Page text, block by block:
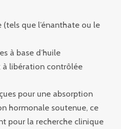
que l’énanthate ou le
à base d’huile
à libération contrôlée
pour une absorption
hormonale soutenue, ce
pour la recherche clinique